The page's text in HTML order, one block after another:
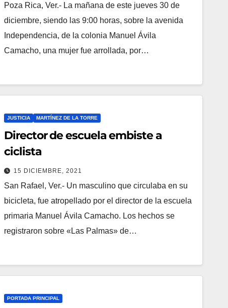
Poza Rica, Ver.- La mañana de este jueves 30 de
diciembre, siendo las 9:00 horas, sobre la avenida
Independencia, de la colonia Manuel Ávila
Camacho, una mujer fue arrollada, por…
JUSTICIA MARTÍNEZ DE LA TORRE
Director de escuela embiste a
ciclista
15 DICIEMBRE, 2021
San Rafael, Ver.- Un masculino que circulaba en su
bicicleta, fue atropellado por el director de la escuela
primaria Manuel Ávila Camacho. Los hechos se
registraron sobre «Las Palmas» de…
PORTADA PRINCIPAL